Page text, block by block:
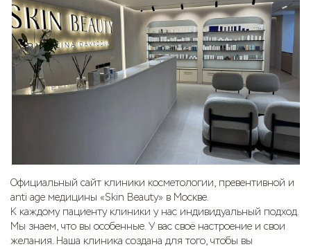
Официальный сайт клиники косметологии, превентивной и
anti age медицины «Skin Beauty» в Москве.
К каждому пациенту клиники у нас индивидуальный подход.
Мы знаем, что вы особенные. У вас своё настроение и свои
желания. Наша клиника создана для того, чтобы вы